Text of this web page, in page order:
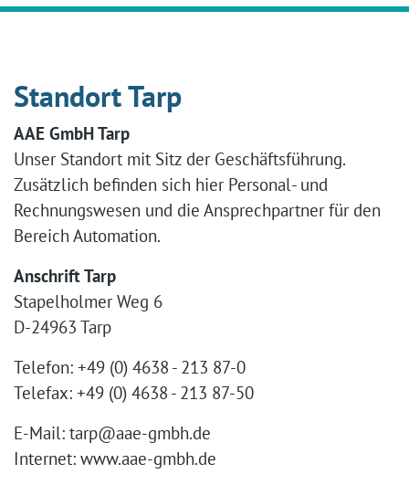
Standort Tarp
AAE GmbH Tarp
Unser Standort mit Sitz der Geschäftsführung.
Zusätzlich befinden sich hier Personal- und
Rechnungswesen und die Ansprechpartner für den
Bereich Automation.
Anschrift Tarp
Stapelholmer Weg 6
D-24963 Tarp
Telefon: +49 (0) 4638 - 213 87-0
Telefax: +49 (0) 4638 - 213 87-50
E-Mail: tarp@aae-gmbh.de
Internet: www.aae-gmbh.de